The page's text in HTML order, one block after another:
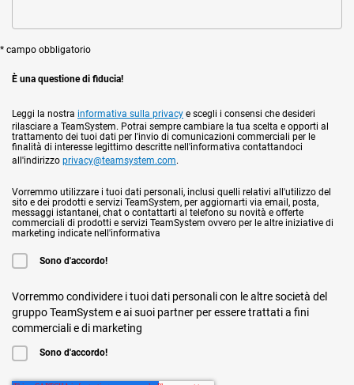
* campo obbligatorio
È una questione di fiducia!
Leggi la nostra informativa sulla privacy e scegli i consensi che desideri
rilasciare a TeamSystem. Potrai sempre cambiare la tua scelta e opporti al
trattamento dei tuoi dati per l'invio di comunicazioni commerciali per le
finalità di interesse legittimo descritte nell'informativa contattandoci
all'indirizzo privacy@teamsystem.com.
Vorremmo utilizzare i tuoi dati personali, inclusi quelli relativi all'utilizzo del
sito e dei prodotti e servizi TeamSystem, per aggiornarti via email, posta,
messaggi istantanei, chat o contattarti al telefono su novità e offerte
commerciali di prodotti e servizi TeamSystem ovvero per le altre iniziative di
marketing indicate nell'informativa
Sono d'accordo!
Vorremmo condividere i tuoi dati personali con le altre società del
gruppo TeamSystem e ai suoi partner per essere trattati a fini
commerciali e di marketing
Sono d'accordo!